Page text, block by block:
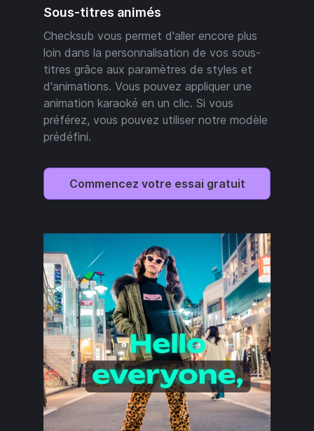
Sous-titres animés
Checksub vous permet d'aller encore plus
loin dans la personnalisation de vos sous-
titres grâce aux paramètres de styles et
d'animations. Vous pouvez appliquer une
animation karaoké en un clic. Si vous
préférez, vous pouvez utiliser notre modèle
prédéfini.
Commencez votre essai gratuit